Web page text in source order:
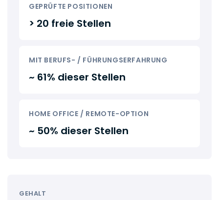
GEPRÜFTE POSITIONEN
> 20 freie Stellen
MIT BERUFS- / FÜHRUNGSERFAHRUNG
~ 61% dieser Stellen
HOME OFFICE / REMOTE-OPTION
~ 50% dieser Stellen
GEHALT